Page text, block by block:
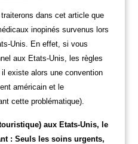
dans cet article que
inopinés survenus lors
Unis. En effet, si vous
aux Etats-Unis, les règles
existe alors une convention
américain et le
cette problématique).
aux Etats-Unis, le
: Seuls les soins urgents,